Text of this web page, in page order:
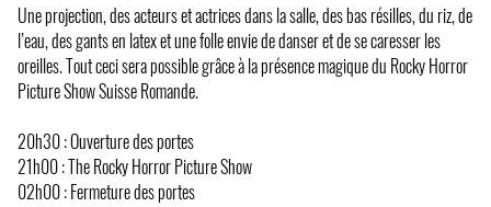
Une projection, des acteurs et actrices dans la salle, des bas résilles, du riz, de
l’eau, des gants en latex et une folle envie de danser et de se caresser les
oreilles. Tout ceci sera possible grâce à la présence magique du Rocky Horror
Picture Show Suisse Romande.
20h30 : Ouverture des portes
21h00 : The Rocky Horror Picture Show
02h00 : Fermeture des portes